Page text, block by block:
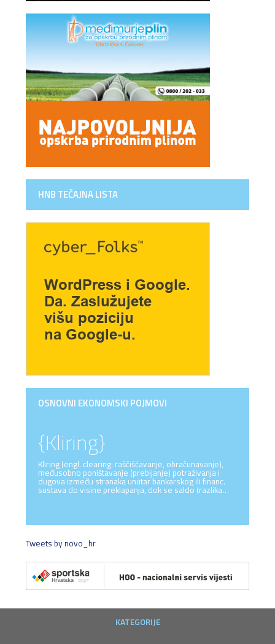
HNB TEČAJNA LISTA
OSNOVNI EKONOMSKI POJMOVI
{Kliring}
Kliring (engl. clearing: raščišćavanje, obračunavanje),
međusobno poništavanje (prebijanje) potraživanja i
dugova između stranaka unutar bankarskog ili financ.
sustava do visine preklapanja, dok se saldo (razlika…
Tweets by novo_hr
KATEGORIJE